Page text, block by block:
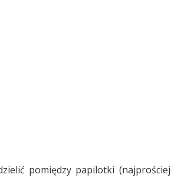
pomiędzy papilotki (najprościej